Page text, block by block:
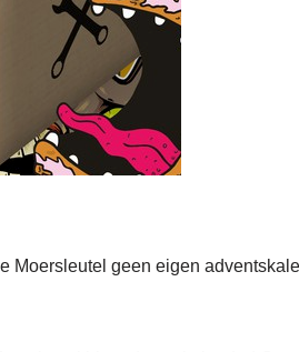
Moersleutel geen eigen